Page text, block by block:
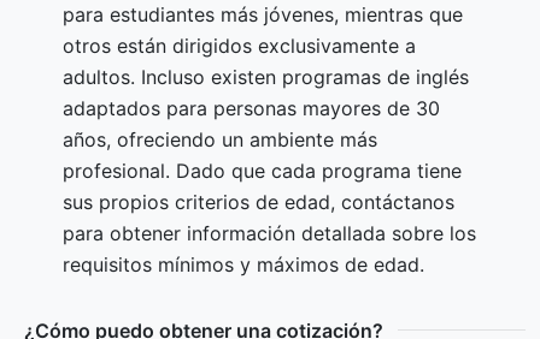
para estudiantes más jóvenes, mientras que
otros están dirigidos exclusivamente a
adultos. Incluso existen programas de inglés
adaptados para personas mayores de 30
años, ofreciendo un ambiente más
profesional. Dado que cada programa tiene
sus propios criterios de edad, contáctanos
para obtener información detallada sobre los
requisitos mínimos y máximos de edad.
¿Cómo puedo obtener una cotización?